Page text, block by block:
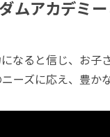
ムアカデミ
ると信じ、お子
ーズに応え、豊か